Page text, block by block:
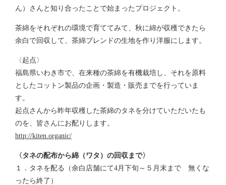
ん）さんと知り合ったことで始まったプロジェクト。
茶綿をそれぞれの環境で育ててみて、秋に綿が収穫できたら
余白で回収して、茶綿ブレンドの生地を作り洋服にします。
〈起点〉
福島県いわき市で、在来種の茶綿を有機栽培し、それを原料
としたコットン製品の企画・製造・販売までを行っていま
す。
起点さんから昨年収穫した茶綿のタネを分けていただいたも
のを、皆さんにお配りします。
http://kiten.organic/
〈タネの配布から綿（ワタ）の回収まで〉
１．タネを配る（余白店舗にて4月下旬～５月末まで 無くな
ったら終了）